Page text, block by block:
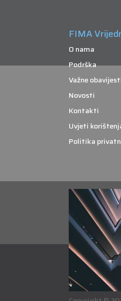
FIMA
O nama
Podrška
Važne
Novosti
Kontakti
Uvjeti
Politika